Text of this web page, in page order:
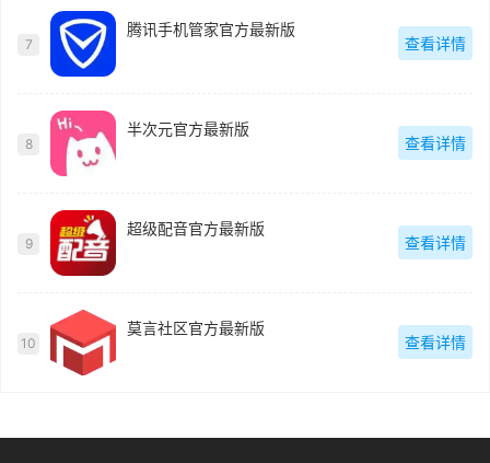
7
腾讯手机管家官方最新版
查看详情
8
半次元官方最新版
查看详情
9
超级配音官方最新版
查看详情
10
莫言社区官方最新版
查看详情